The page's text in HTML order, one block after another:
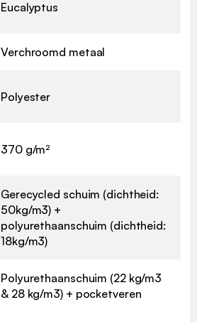
Eucalyptus
Verchroomd metaal
Polyester
370 g/m²
Gerecycled schuim (dichtheid:
50kg/m3) +
polyurethaanschuim (dichtheid:
18kg/m3)
Polyurethaanschuim (22 kg/m3
& 28 kg/m3) + pocketveren